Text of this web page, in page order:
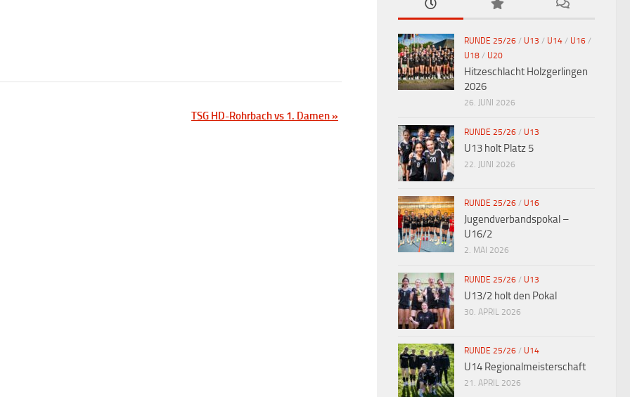
TSG HD-Rohrbach vs 1. Damen»
RUNDE 25/26 / U13 / U14 / U16 /
U18 / U20
Hitzeschlacht Holzgerlingen
2026
26. JUNI 2026
RUNDE 25/26 / U13
U13 holt Platz 5
22. JUNI 2026
RUNDE 25/26 / U16
Jugendverbandspokal –
U16/2
2. MAI 2026
RUNDE 25/26 / U13
U13/2 holt den Pokal
30. APRIL 2026
RUNDE 25/26 / U14
U14 Regionalmeisterschaft
21. APRIL 2026